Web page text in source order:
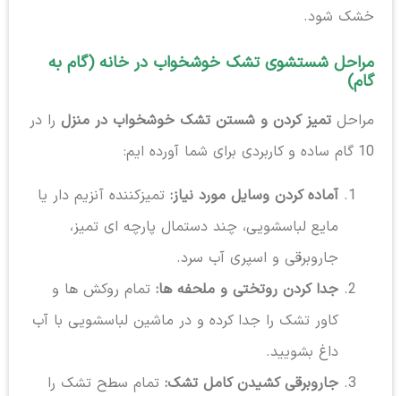
خشک شود.
مراحل شستشوی تشک خوشخواب در خانه (گام به
گام)
مراحل تمیز کردن و شستن تشک خوشخواب در منزلرا در
10 گام ساده و کاربردی برای شما آورده ایم:
آماده کردن وسایل مورد نیاز:تمیزکننده آنزیم دار یا
مایع لباسشویی، چند دستمال پارچه ای تمیز،
جاروبرقی و اسپری آب سرد.
جدا کردن روتختی و ملحفه ها:تمام روکش ها و
کاور تشک را جدا کرده و در ماشین لباسشویی با آب
داغ بشویید.
جاروبرقی کشیدن کامل تشک:تمام سطح تشک را